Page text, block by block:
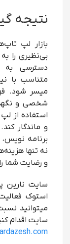
نتیجه
بازار لپ
بی‌نظیری را
دسترسی به
متناسب با
میسر شود.
شخصی و
استفاده از
و ماندگار
برنامه
نه تنها
و رضایت شما
سایت نارین
استوک
میتوانید
سایت اقدام